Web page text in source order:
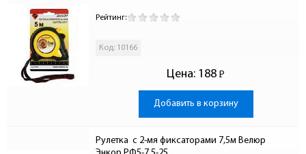
Рейтинг:
Код: 10166
Цена: 188 Р
-
Добавить в корзину
Рулетка  c 2-мя фиксаторами 7,5м Велюр